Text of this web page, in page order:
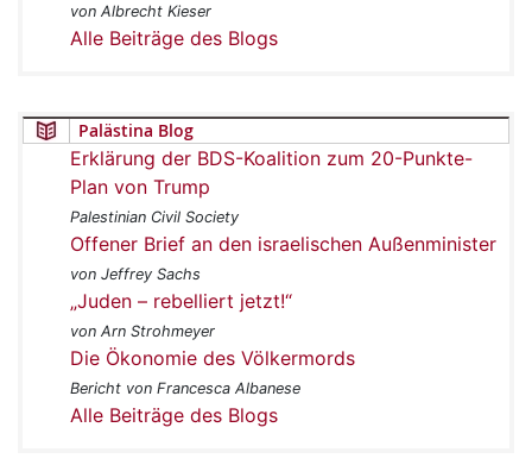
von Albrecht Kieser
Alle Beiträge des Blogs
Palästina Blog
Erklärung der BDS-Koalition zum 20-Punkte-
Plan von Trump
Palestinian Civil Society
Offener Brief an den israelischen Außenminister
von Jeffrey Sachs
„Juden – rebelliert jetzt!“
von Arn Strohmeyer
Die Ökonomie des Völkermords
Bericht von Francesca Albanese
Alle Beiträge des Blogs